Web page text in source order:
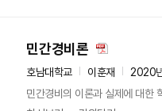
민간경비론
호남대학교 이훈재
2020
민간경비의 이론과 실제에 대한